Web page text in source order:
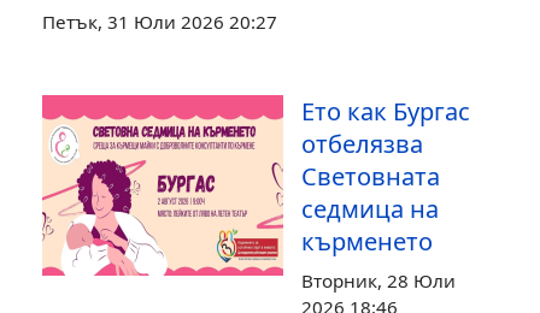
Петък, 31 Юли 2026 20:27
Ето как Бургас
отбелязва
Световната
седмица на
кърменето
Вторник, 28 Юли
2026 18:46